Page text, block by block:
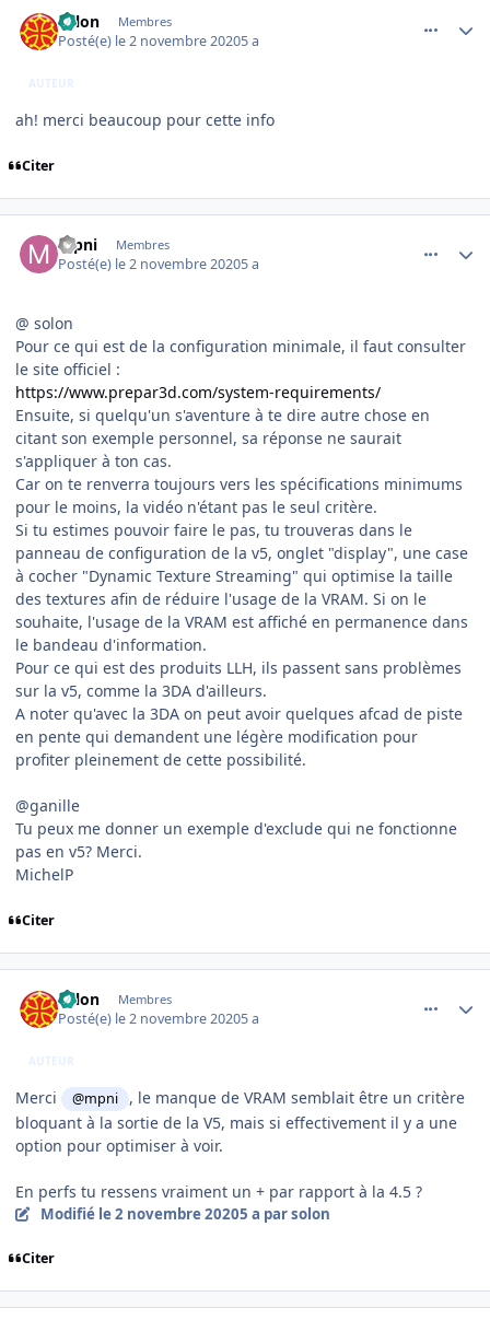
solon Membres
Posté(e) le 2 novembre 20205 a
AUTEUR
ah! merci beaucoup pour cette info
Citer
mpni Membres
Posté(e) le 2 novembre 20205 a
@ solon
Pour ce qui est de la configuration minimale, il faut consulter
le site officiel :
https://www.prepar3d.com/system-requirements/
Ensuite, si quelqu'un s'aventure à te dire autre chose en
citant son exemple personnel, sa réponse ne saurait
s'appliquer à ton cas.
Car on te renverra toujours vers les spécifications minimums
pour le moins, la vidéo n'étant pas le seul critère.
Si tu estimes pouvoir faire le pas, tu trouveras dans le
panneau de configuration de la v5, onglet "display", une case
à cocher "Dynamic Texture Streaming" qui optimise la taille
des textures afin de réduire l'usage de la VRAM. Si on le
souhaite, l'usage de la VRAM est affiché en permanence dans
le bandeau d'information.
Pour ce qui est des produits LLH, ils passent sans problèmes
sur la v5, comme la 3DA d'ailleurs.
A noter qu'avec la 3DA on peut avoir quelques afcad de piste
en pente qui demandent une légère modification pour
profiter pleinement de cette possibilité.
@ganille
Tu peux me donner un exemple d'exclude qui ne fonctionne
pas en v5? Merci.
MichelP
Citer
solon Membres
Posté(e) le 2 novembre 20205 a
AUTEUR
Merci @mpni
, le manque de VRAM semblait être un critère
bloquant à la sortie de la V5, mais si effectivement il y a une
option pour optimiser à voir.
En perfs tu ressens vraiment un + par rapport à la 4.5 ?
Modifié le 2 novembre 20205 a par solon
Citer